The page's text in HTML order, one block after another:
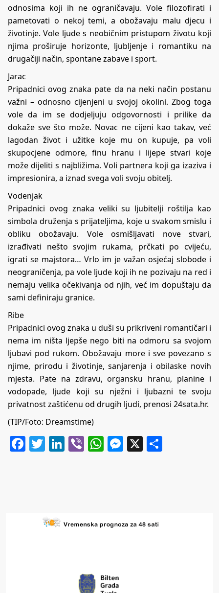
odnosima koji ih ne ograničavaju. Vole filozofirati i
pametovati o nekoj temi, a obožavaju malu djecu i
životinje. Vole ljude s neobičnim pristupom životu koji
njima proširuje horizonte, ljubljenje i romantiku na
drugačiji način, spontane zabave i sport.
Jarac
Pripadnici ovog znaka pate da na neki način postanu
važni – odnosno cijenjeni u svojoj okolini. Zbog toga
vole da im se dodjeljuju odgovornosti i prilike da
dokaže sve što može. Novac ne cijeni kao takav, već
lagodan život i užitke koje mu on kupuje, pa voli
skupocjene odmore, finu hranu i lijepe stvari koje
može dijeliti s najbližima. Voli partnera koji ga izaziva i
impresionira, a iznad svega voli svoju obitelj.
Vodenjak
Pripadnici ovog znaka veliki su ljubitelji roštilja kao
simbola druženja s prijateljima, koje u svakom smislu i
obliku obožavaju. Vole osmišljavati nove stvari,
izrađivati nešto svojim rukama, prčkati po cvijeću,
igrati se majstora… Vrlo im je važan osjećaj slobode i
neograničenja, pa vole ljude koji ih ne pozivaju na red i
nemaju velika očekivanja od njih, već im dopuštaju da
sami definiraju granice.
Ribe
Pripadnici ovog znaka u duši su prikriveni romantičari i
nema im ništa ljepše nego biti na odmoru sa svojom
ljubavi pod rukom. Obožavaju more i sve povezano s
njime, prirodu i životinje, sanjarenja i obilaske novih
mjesta. Pate na zdravu, organsku hranu, planine i
vodopade, ljude koji su nježni i ljubazni te svoju
privatnost zaštićenu od drugih ljudi, prenosi 24sata.hr.
(TIP/Foto: Dreamstime)
Facebook
Twitter
LinkedIn
ViberWhatsApp
Messenger
X